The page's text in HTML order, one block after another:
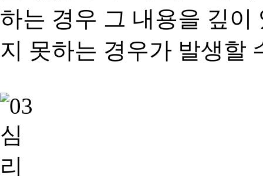
하는 경우 그 내용을 깊이
지 못하는 경우가 발생할